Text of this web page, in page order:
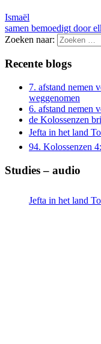
Ismaël
samen bemoedigt door
Zoeken naar:
Recente blogs
7. afstand nemen
weggenomen
6. afstand nemen
de Kolossenzen
Jefta in het land
94. Kolossenzen
Studies – audio
Jefta in het land